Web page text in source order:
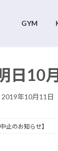
GYM
日10
2019年10月11日
止のお知らせ】